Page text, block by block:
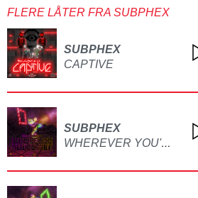
FLERE LÅTER FRA SUBPHEX
SUBPHEX
CAPTIVE
SUBPHEX
WHEREVER YOU'RE NOT